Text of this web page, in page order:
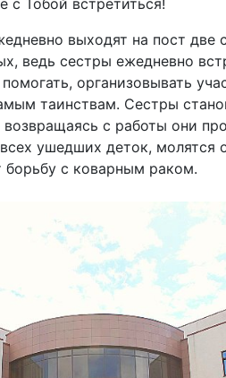
выходят на пост
ведь сестры ежедневно
организовывать
таинствам. Сестры
с работы они
ушедших деток, молятся
борьбу с коварным раком.